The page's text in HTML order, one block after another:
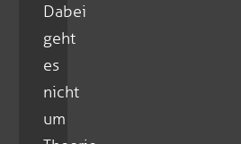
Dabei
geht
es
nicht
um